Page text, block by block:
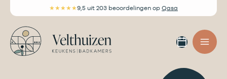
inhoud
★★★★★9,5 uit 203 beoordelingen op Qasa
maken